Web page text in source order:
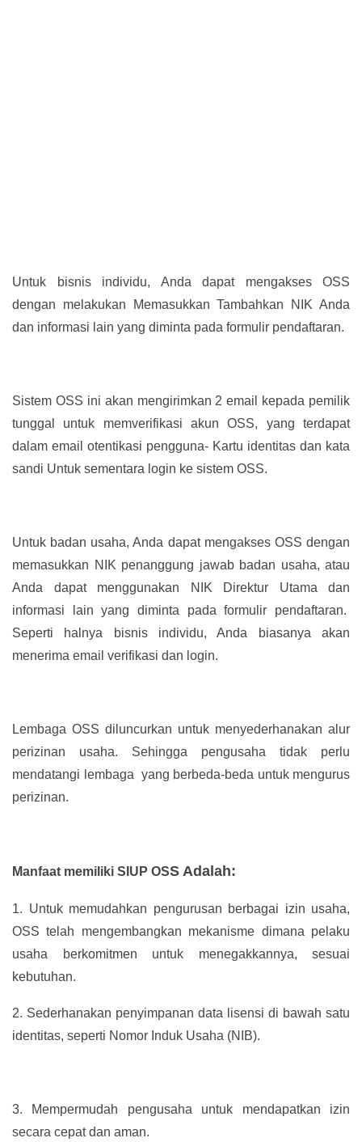
Untuk bisnis individu, Anda dapat mengakses OSS
dengan melakukan Memasukkan Tambahkan NIK Anda
dan informasi lain yang diminta pada formulir pendaftaran.
Sistem OSS ini akan mengirimkan 2 email kepada pemilik
tunggal untuk memverifikasi akun OSS, yang terdapat
dalam email otentikasi pengguna- Kartu identitas dan kata
sandi Untuk sementara login ke sistem OSS.
Untuk badan usaha, Anda dapat mengakses OSS dengan
memasukkan NIK penanggung jawab badan usaha, atau
Anda dapat menggunakan NIK Direktur Utama dan
informasi lain yang diminta pada formulir pendaftaran.
Seperti halnya bisnis individu, Anda biasanya akan
menerima email verifikasi dan login.
Lembaga OSS diluncurkan untuk menyederhanakan alur
perizinan usaha. Sehingga pengusaha tidak perlu
mendatangi lembaga yang berbeda-beda untuk mengurus
perizinan.
Manfaat memiliki SIUP OSS Adalah:
1. Untuk memudahkan pengurusan berbagai izin usaha,
OSS telah mengembangkan mekanisme dimana pelaku
usaha berkomitmen untuk menegakkannya, sesuai
kebutuhan.
2. Sederhanakan penyimpanan data lisensi di bawah satu
identitas, seperti Nomor Induk Usaha (NIB).
3.
Mempermudah pengusaha untuk mendapatkan izin
secara cepat dan aman.